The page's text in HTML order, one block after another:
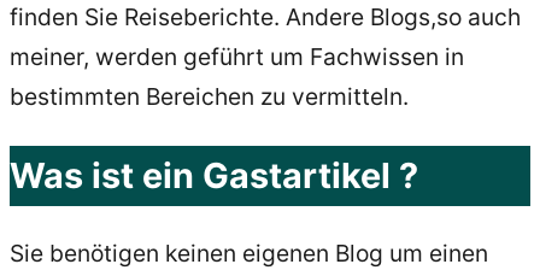
finden Sie Reiseberichte. Andere Blogs,so auch
meiner, werden geführt um Fachwissen in
bestimmten Bereichen zu vermitteln.
Was ist ein Gastartikel ?
Sie benötigen keinen eigenen Blog um einen